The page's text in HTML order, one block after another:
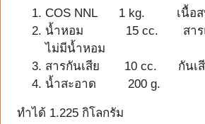
COS NNL 1 kg. เนื้อสบู่
น้ำหอม 15 cc. สารแต่
ไม่มีน้ำหอม
สารกันเสีย 10 cc. กันเสี
น้ำสะอาด 200 g.
ทำได้ 1.225 กิโลกรัม